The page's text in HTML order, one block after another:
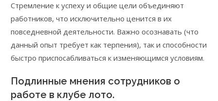
Стремление к успеху и общие цели объединяют
работников, что исключительно ценится в их
повседневной деятельности. Важно осознавать (что
данный опыт требует как терпения), так и способности
быстро приспосабливаться к изменяющимся условиям.
Подлинные мнения сотрудников о
работе в клубе лото.